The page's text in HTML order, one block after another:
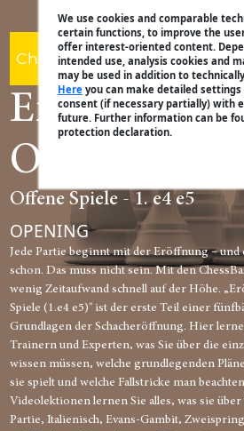
We use cookies and comparable
certain functions, to improve the
offer interest-oriented content.
intended use, analysis cookies and
may be used in addition to
Hereyou can make detailed settings
consent (if necessary partially) with
future. Further information can be
protection declaration.
ChessBase
Eröffnungen
Offene Spiele
Offene Spiele - 1. e4 e5
OPENING
Jede Partie beginnt mit der Eröffnung – und
schon. Das muss nicht sein. Mit den
wenig Zeitaufwand schnell auf der Höhe.
Spiele (1.e4 e5)" ist der erste Teil einer
Grundlagen der Schacheröffnung. Hier
Trainern und Experten, was Sie über die
wissen müssen, welche grundlegenden
sie spielt und welche Fallstricke man
Videolektionen lernen Sie alles, was sie
Partie, Italienisch, Evans-Gambit,